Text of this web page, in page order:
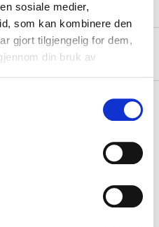
sosiale medier,
som kan kombinere den
gjort tilgjengelig for dem,
din bruk av
store within 2 hours!